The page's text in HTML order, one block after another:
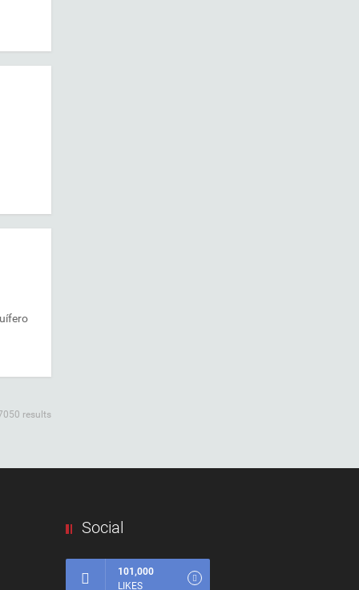
results
Social
101,000
LIKES